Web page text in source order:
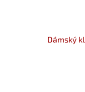
Dámský